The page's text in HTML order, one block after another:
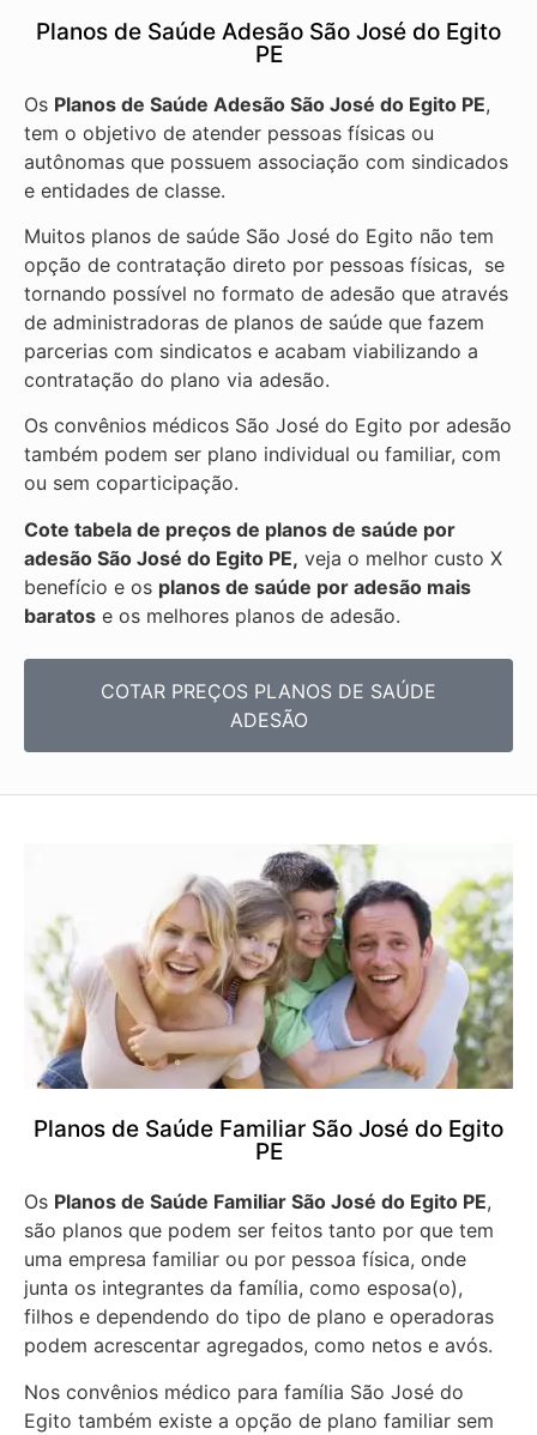
Planos de Saúde Adesão São José do Egito
PE
Os Planos de Saúde Adesão São José do Egito PE,
tem o objetivo de atender pessoas físicas ou
autônomas que possuem associação com sindicados
e entidades de classe.
Muitos planos de saúde São José do Egito não tem
opção de contratação direto por pessoas físicas, se
tornando possível no formato de adesão que através
de administradoras de planos de saúde que fazem
parcerias com sindicatos e acabam viabilizando a
contratação do plano via adesão.
Os convênios médicos São José do Egito por adesão
também podem ser plano individual ou familiar, com
ou sem coparticipação.
Cote tabela de preços de planos de saúde por
adesão São José do Egito PE, veja o melhor custo X
benefício e os planos de saúde por adesão mais
baratos e os melhores planos de adesão.
COTAR PREÇOS PLANOS DE SAÚDE
ADESÃO
Planos de Saúde Familiar São José do Egito
PE
Os Planos de Saúde Familiar São José do Egito PE,
são planos que podem ser feitos tanto por que tem
uma empresa familiar ou por pessoa física, onde
junta os integrantes da família, como esposa(o),
filhos e dependendo do tipo de plano e operadoras
podem acrescentar agregados, como netos e avós.
Nos convênios médico para família São José do
Egito também existe a opção de plano familiar sem